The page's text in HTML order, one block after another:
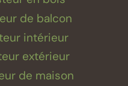
de balcon
intérieur
extérieur
de maison